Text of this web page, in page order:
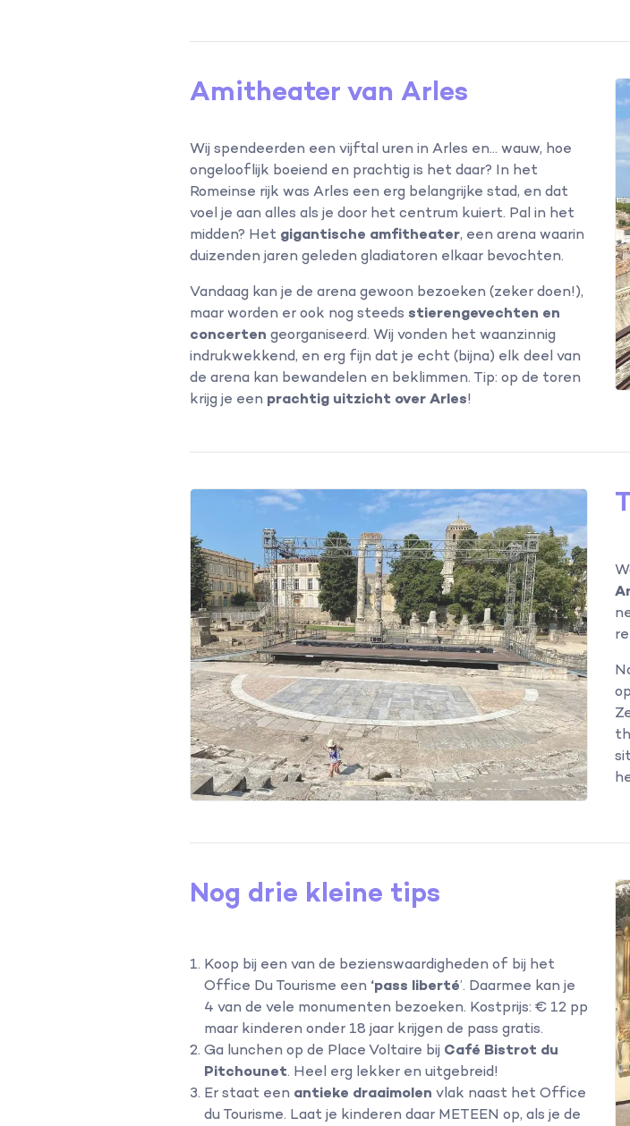
Amitheater van Arles
Wij spendeerden een vijftal uren in Arles en... wauw, hoe
ongelooflijk boeiend en prachtig is het daar? In het
Romeinse rijk was Arles een erg belangrijke stad, en dat
voel je aan alles als je door het centrum kuiert. Pal in het
midden? Het gigantische amfitheater, een arena waarin
duizenden jaren geleden gladiatoren elkaar bevochten.
Vandaag kan je de arena gewoon bezoeken (zeker doen!),
maar worden er ook nog steeds stierengevechten en
concerten georganiseerd. Wij vonden het waanzinnig
indrukwekkend, en erg fijn dat je echt (bijna) elk deel van
de arena kan bewandelen en beklimmen. Tip: op de toren
krijg je een prachtig uitzicht over Arles!
Nog drie kleine tips
Koop bij een van de bezienswaardigheden of bij het
Office Du Tourisme een ‘pass liberté’. Daarmee kan je
4 van de vele monumenten bezoeken. Kostprijs: € 12 pp
maar kinderen onder 18 jaar krijgen de pass gratis.
Ga lunchen op de Place Voltaire bij Café Bistrot du
Pitchounet. Heel erg lekker en uitgebreid!
Er staat een antieke draaimolen vlak naast het Office
du Tourisme. Laat je kinderen daar METEEN op, als je de